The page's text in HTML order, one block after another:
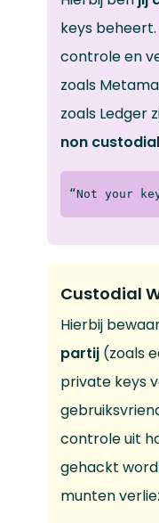
keys
controle en
zoals
zoals Ledger
non
“Not your
Custodial
Hierbij
partij(zoals
private keys
controle uit
gehackt
munten